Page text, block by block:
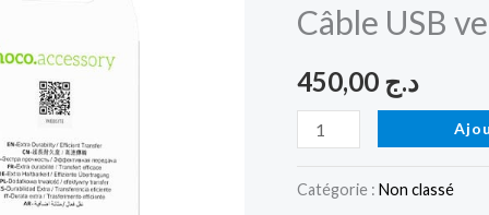
Câble USB
د.ج
USB
Micro-
USB
Catégorie : Non classé